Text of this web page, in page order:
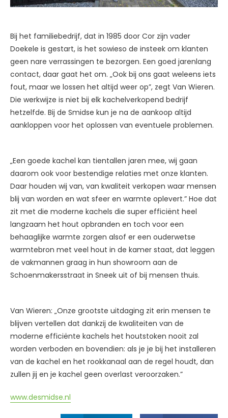
Bij het familiebedrijf, dat in 1985 door Cor zijn vader
Doekele is gestart, is het sowieso de insteek om klanten
geen nare verrassingen te bezorgen. Een goed jarenlang
contact, daar gaat het om. „Ook bij ons gaat weleens iets
fout, maar we lossen het altijd weer op”, zegt Van Wieren.
Die werkwijze is niet bij elk kachelverkopend bedrijf
hetzelfde. Bij de Smidse kun je na de aankoop altijd
aankloppen voor het oplossen van eventuele problemen.
„Een goede kachel kan tientallen jaren mee, wij gaan
daarom ook voor bestendige relaties met onze klanten.
Daar houden wij van, van kwaliteit verkopen waar mensen
blij van worden en wat sfeer en warmte oplevert.” Hoe dat
zit met die moderne kachels die super efficiënt heel
langzaam het hout opbranden en toch voor een
behaaglijke warmte zorgen alsof er een ouderwetse
warmtebron met veel hout in de kamer staat, dat leggen
de vakmannen graag in hun showroom aan de
Schoenmakersstraat in Sneek uit of bij mensen thuis.
Van Wieren: „Onze grootste uitdaging zit erin mensen te
blijven vertellen dat dankzij de kwaliteiten van de
moderne efficiënte kachels het houtstoken nooit zal
worden verboden en bovendien: als je je bij het installeren
van de kachel en het rookkanaal aan de regel houdt, dan
zullen jij en je kachel geen overlast veroorzaken.”
www.desmidse.nl